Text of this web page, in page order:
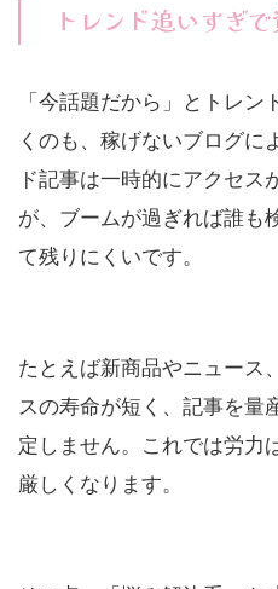
トレンド追いすぎ
「今話題だから」とトレ
くのも、稼げないブログに
ド記事は一時的にアクセス
が、ブームが過ぎれば誰も
て残りにくいです。
たとえば新商品やニュース
スの寿命が短く、記事を量
定しません。これでは労力
厳しくなります。